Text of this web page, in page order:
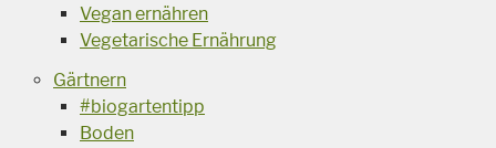
Vegan ernähren
Vegetarische Ernährung
Gärtnern
#biogartentipp
Boden